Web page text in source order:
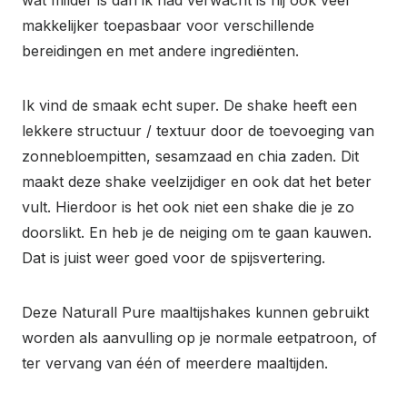
makkelijker toepasbaar voor verschillende
bereidingen en met andere ingrediënten.
Ik vind de smaak echt super. De shake heeft een
lekkere structuur / textuur door de toevoeging van
zonnebloempitten, sesamzaad en chia zaden. Dit
maakt deze shake veelzijdiger en ook dat het beter
vult. Hierdoor is het ook niet een shake die je zo
doorslikt. En heb je de neiging om te gaan kauwen.
Dat is juist weer goed voor de spijsvertering.
Deze Naturall Pure maaltijshakes kunnen gebruikt
worden als aanvulling op je normale eetpatroon, of
ter vervang van één of meerdere maaltijden.